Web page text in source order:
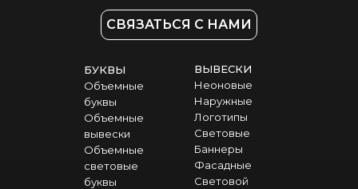
СВЯЗАТЬСЯ С НАМИ
БУКВЫ
Объемные
буквы
Объемные
вывески
Объемные
световые
буквы
ВЫВЕСКИ
Неоновые
Наружные
Логотипы
Световые
Баннеры
Фасадные
Световой